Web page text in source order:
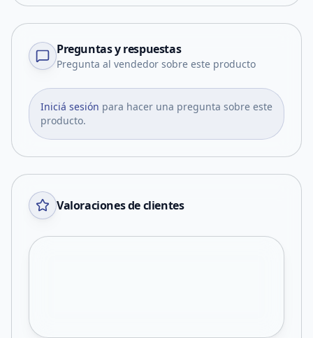
Preguntas y respuestas
Pregunta al vendedor sobre este producto
Iniciá sesión para hacer una pregunta sobre este
producto.
Valoraciones de clientes